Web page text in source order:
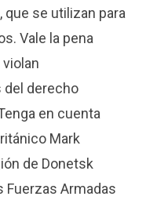
que se utilizan para
Vale la pena
del derecho
en cuenta
Mark
de Donetsk
Fuerzas Armadas